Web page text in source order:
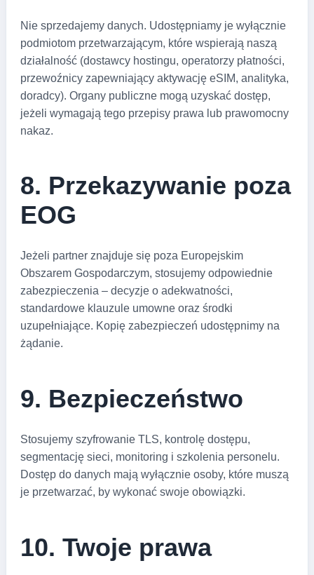
Nie sprzedajemy danych. Udostępniamy je wyłącznie
podmiotom przetwarzającym, które wspierają naszą
działalność (dostawcy hostingu, operatorzy płatności,
przewoźnicy zapewniający aktywację eSIM, analityka,
doradcy). Organy publiczne mogą uzyskać dostęp,
jeżeli wymagają tego przepisy prawa lub prawomocny
nakaz.
8. Przekazywanie poza
EOG
Jeżeli partner znajduje się poza Europejskim
Obszarem Gospodarczym, stosujemy odpowiednie
zabezpieczenia – decyzje o adekwatności,
standardowe klauzule umowne oraz środki
uzupełniające. Kopię zabezpieczeń udostępnimy na
żądanie.
9. Bezpieczeństwo
Stosujemy szyfrowanie TLS, kontrolę dostępu,
segmentację sieci, monitoring i szkolenia personelu.
Dostęp do danych mają wyłącznie osoby, które muszą
je przetwarzać, by wykonać swoje obowiązki.
10. Twoje prawa